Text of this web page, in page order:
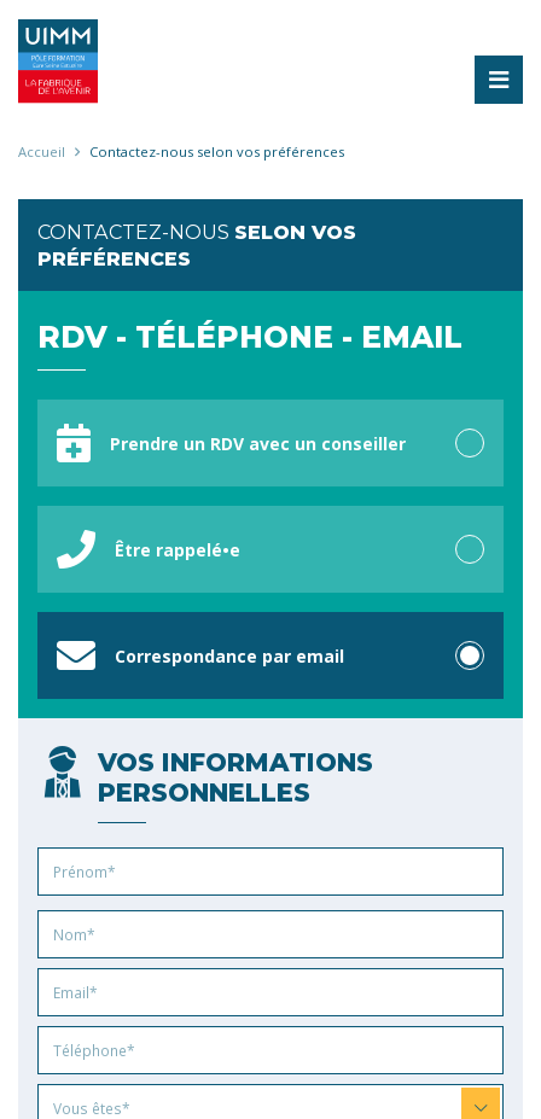
contenu
principal
Fil
Accueil Contactez-nous selon vos préférences
CONTACTEZ-NOUS SELON VOS
PRÉFÉRENCES
RDV - TÉLÉPHONE - EMAIL
préférencePrendre un RDV avec un conseiller
Être rappelé•e
Correspondance par email
VOS INFORMATIONS
PERSONNELLES
Vous êtes*